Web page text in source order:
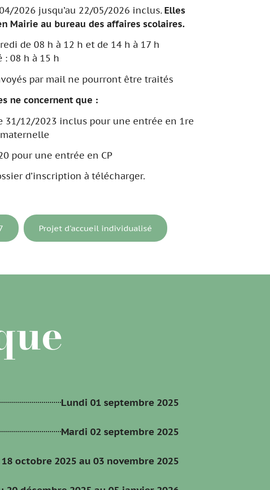
2026 jusqu’au 22/05/2026 inclus. Elles
Mairie au bureau des affaires scolaires.
de 08 h à 12 h et de 14 h à 17 h
: 08 h à 15 h
par mail ne pourront être traités
ne concernent que :
12/2023 inclus pour une entrée en 1re
pour une entrée en CP
d’inscription à télécharger.
Projet d'accueil individualisé
Lundi 01 septembre 2025
Mardi 02 septembre 2025
18 octobre 2025 au 03 novembre 2025